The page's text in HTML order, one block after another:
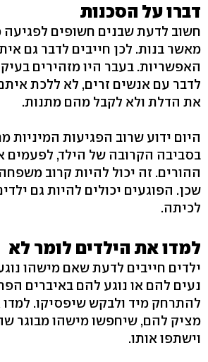
דברו על הסכנות
חשוב לדעת שבנים חשופים לפגיעה
מאשר בנות. לכן חייבים לדבר גם
האפשריות. בעבר היו מזהירים
לדבר עם אנשים זרים, לא ללכת
את הדלת ולא לקבל מהם מתנות.
היום ידוע שרוב הפגיעות המיניות
בסביבה הקרובה של הילד, לפעמים
ההורים. זה יכול להיות קרוב
שכן. הפוגעים יכולים להיות גם
לכיתה.
למדו את הילדים לומר לא
ילדים חייבים לדעת שאם מישהו
נעים להם או נוגע להם באיברים
להתרחק מיד ולבקש שיפסיקו.
מציק להם, שיחפשו מישהו מבוגר
וישתפו אותו.